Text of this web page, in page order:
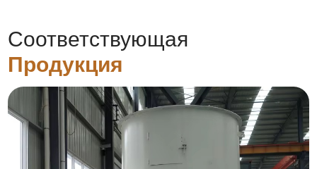
Соответствующая
Продукция